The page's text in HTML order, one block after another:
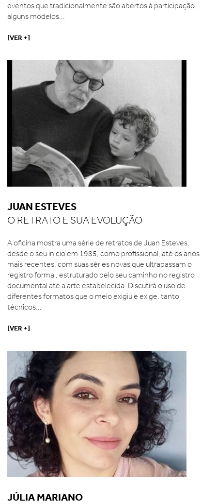
eventos que tradicionalmente são abertos à participação,
alguns modelos...
[VER +]
JUAN ESTEVES
O RETRATO E SUA EVOLUÇÃO
A oficina mostra uma série de retratos de Juan Esteves,
desde o seu início em 1985, como profissional, até os anos
mais recentes, com suas séries novas que ultrapassam o
registro formal, estruturado pelo seu caminho no registro
documental até a arte estabelecida. Discutirá o uso de
diferentes formatos que o meio exigiu e exige, tanto
técnicos...
[VER +]
JÚLIA MARIANO